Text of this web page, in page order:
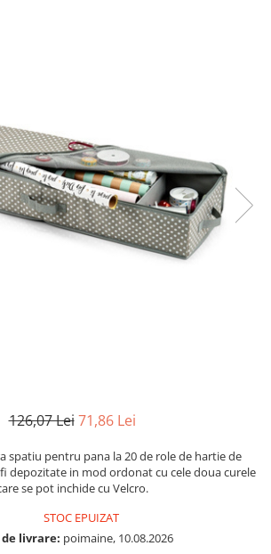
126,07 Lei 71,86 Lei
spatiu pentru pana la 20 de role de hartie de
depozitate in mod ordonat cu cele doua curele
se pot inchide cu Velcro.
STOC EPUIZAT
livrare: poimaine, 10.08.2026